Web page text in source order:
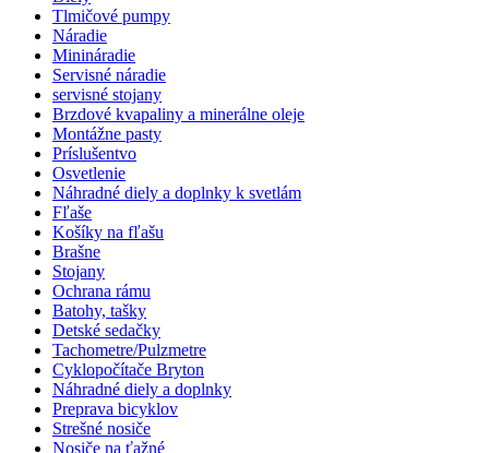
Tlmičové pumpy
Náradie
Minináradie
Servisné náradie
servisné stojany
Brzdové kvapaliny a minerálne oleje
Montážne pasty
Príslušentvo
Osvetlenie
Náhradné diely a doplnky k svetlám
Fľaše
Košíky na fľašu
Brašne
Stojany
Ochrana rámu
Batohy, tašky
Detské sedačky
Tachometre/Pulzmetre
Cyklopočítače Bryton
Náhradné diely a doplnky
Preprava bicyklov
Strešné nosiče
Nosiče na ťažné